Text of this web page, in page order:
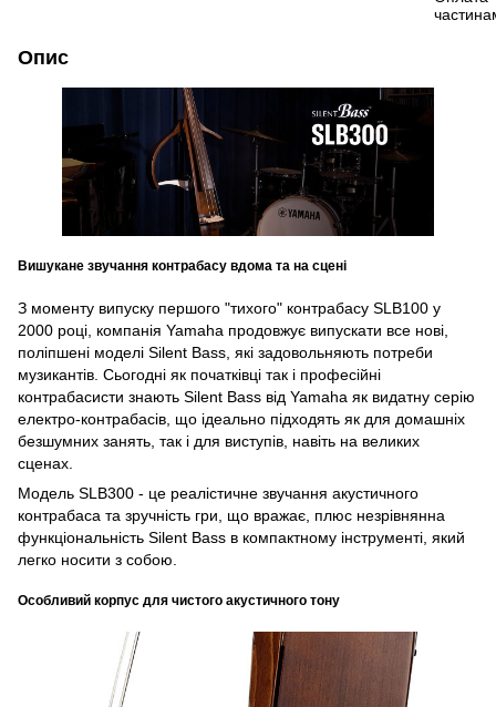
Опис
Вишукане звучання контрабасу вдома та на сцені
З моменту випуску першого "тихого" контрабасу SLB100 у
2000 році, компанія Yamaha продовжує випускати все нові,
поліпшені моделі Silent Bass, які задовольняють потреби
музикантів. Сьогодні як початківці так і професійні
контрабасисти знають Silent Bass від Yamaha як видатну серію
електро-контрабасів, що ідеально підходять як для домашніх
безшумних занять, так і для виступів, навіть на великих
сценах.
Модель SLB300 - це реалістичне звучання акустичного
контрабаса та зручність гри, що вражає, плюс незрівнянна
функціональність Silent Bass в компактному інструменті, який
легко носити з собою.
Особливий корпус для чистого акустичного тону